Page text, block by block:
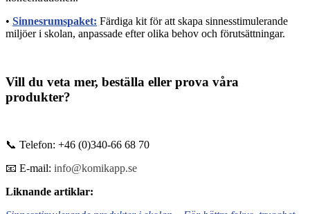
• Sinnesrumspaket: Färdiga kit för att skapa sinnesstimulerande
miljöer i skolan, anpassade efter olika behov och förutsättningar.
Vill du veta mer, beställa eller prova våra
produkter?
📞 Telefon: +46 (0)340-66 68 70
📧 E-mail: info@komikapp.se
Liknande artiklar: